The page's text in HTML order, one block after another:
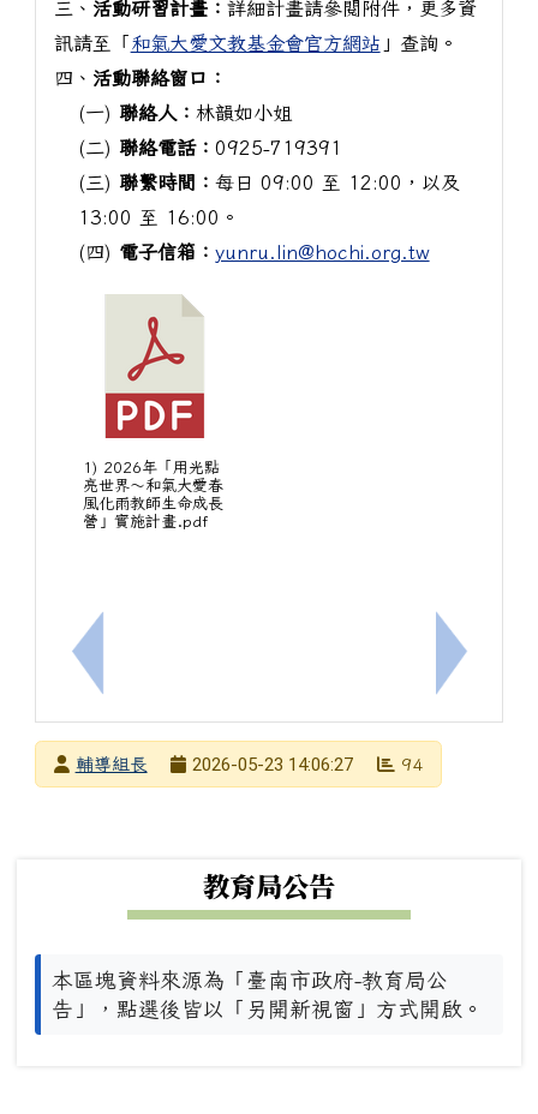
上一筆：[輔]轉知教育部辦理115年數位/網路性別暴
三、 活動研習計畫： 詳細計畫請參閱附件，更多資
訊請至「 和氣大愛文教基金會官方網站 」查詢。
四、 活動聯絡窗口：
(一) 聯絡人： 林韻如小姐
(二) 聯絡電話： 0925-719391
(三) 聯繫時間： 每日 09:00 至 12:00，以及
13:00 至 16:00。
(四) 電子信箱： yunru.lin@hochi.org.tw
1) 2026年「用光點
亮世界〜和氣大愛春
風化雨教師生命成長
營」實施計畫.pdf
下一筆：
發布者輔導組長
2026-05-23 14:06:27 94
教育局公告
本區塊資料來源為「臺南市政府-教育局公
告」，點選後皆以「另開新視窗」方式開啟。